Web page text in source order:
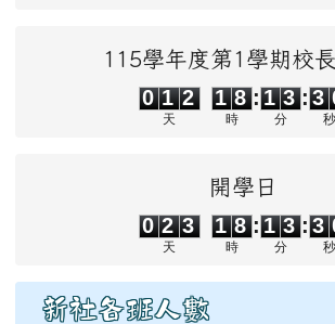
115學年度第1學期校
0
0 1
2
2
天
1
1
8
8
時
:
1
1
3
3
分
:
2
3
秒
開學日
0 2 3
天
1
1
8
8
時
:
1
1 3
分
: 3
秒
新社各班人數